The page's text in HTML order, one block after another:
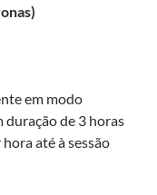
em modo
duração de 3 horas
até à sessão